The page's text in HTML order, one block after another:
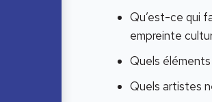
Qu’est-ce qui
empreinte
Quels
Quels artistes